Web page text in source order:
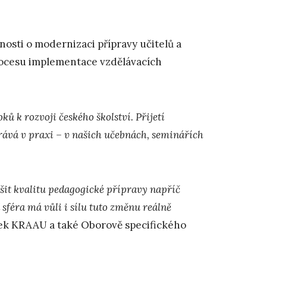
o modernizaci přípravy učitelů a
implementace vzdělávacích
k rozvoji českého školství. Přijetí
v praxi – v našich učebnách, seminářích
kvalitu pedagogické přípravy napříč
má vůli i sílu tuto změnu reálně
KRAAU a také Oborově specifického